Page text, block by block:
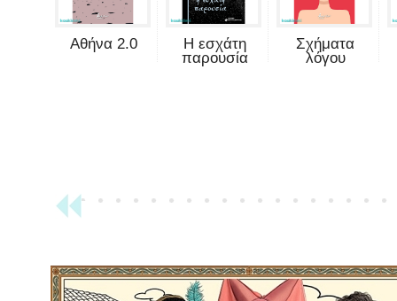
Αθήνα 2.0
Η εσχάτη
παρουσία
Σχήματα
λόγου